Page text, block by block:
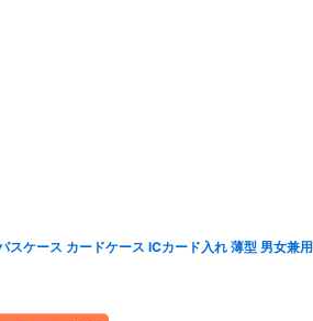
ケース カードケース ICカード入れ 薄型 男女兼用